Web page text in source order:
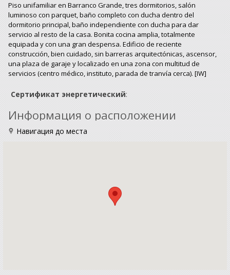
Piso unifamiliar en Barranco Grande, tres dormitorios, salón
luminoso con parquet, baño completo con ducha dentro del
dormitorio principal, baño independiente con ducha para dar
servicio al resto de la casa. Bonita cocina amplia, totalmente
equipada y con una gran despensa. Edificio de reciente
construcción, bien cuidado, sin barreras arquitectónicas, ascensor,
una plaza de garaje y localizado en una zona con multitud de
servicios (centro médico, instituto, parada de tranvía cerca). [IW]
Сертификат энергетический:
Информация о расположении
Навигация до места